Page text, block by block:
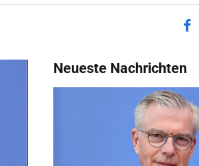
Neueste Nachrichten